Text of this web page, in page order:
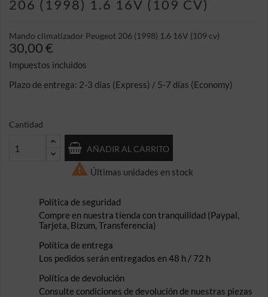
206 (1998) 1.6 16V (109 CV)
Mando climatizador Peugeot 206 (1998) 1.6 16V (109 cv)
30,00 €
Impuestos incluidos
Plazo de entrega: 2-3 días (Express) / 5-7 días (Economy)
Cantidad
AÑADIR AL CARRITO
 Últimas unidades en stock
Política de seguridad
Compre en nuestra tienda con tranquilidad (Paypal,
Tarjeta, Bizum, Transferencia)
Política de entrega
Los pedidos serán entregados en 48 h / 72 h
Política de devolución
Consulte condiciones de devolución de nuestras piezas